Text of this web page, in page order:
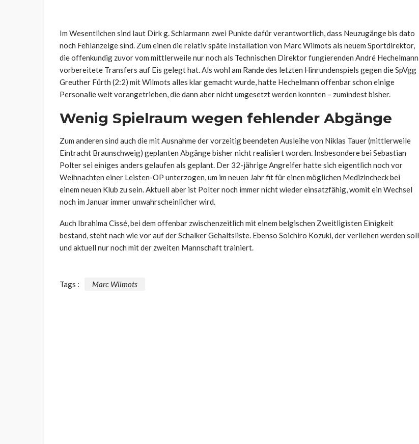
Im Wesentlichen sind laut Dirk g. Schlarmann zwei Punkte dafür verantwortlich, dass Neuzugänge bis dato
noch Fehlanzeige sind. Zum einen die relativ späte Installation von Marc Wilmots als neuem Sportdirektor,
die offenkundig zuvor vom mittlerweile nur noch als Technischen Direktor fungierenden André Hechelmann
vorbereitete Transfers auf Eis gelegt hat. Als wohl am Rande des letzten Hinrundenspiels gegen die SpVgg
Greuther Fürth (2:2) mit Wilmots alles klar gemacht wurde, hatte Hechelmann offenbar schon einige
Personalie weit vorangetrieben, die dann aber nicht umgesetzt werden konnten – zumindest bisher.
Wenig Spielraum wegen fehlender Abgänge
Zum anderen sind auch die mit Ausnahme der vorzeitig beendeten Ausleihe von Niklas Tauer (mittlerweile
Eintracht Braunschweig) geplanten Abgänge bisher nicht realisiert worden. Insbesondere bei Sebastian
Polter sei einiges anders gelaufen als geplant. Der 32-jährige Angreifer hatte sich eigentlich noch vor
Weihnachten einer Leisten-OP unterzogen, um im neuen Jahr fit für einen möglichen Medizincheck bei
einem neuen Klub zu sein. Aktuell aber ist Polter noch immer nicht wieder einsatzfähig, womit ein Wechsel
noch im Januar immer unwahrscheinlicher wird.
Auch Ibrahima Cissé, bei dem offenbar zwischenzeitlich mit einem belgischen Zweitligisten Einigkeit
bestand, steht nach wie vor auf der Schalker Gehaltsliste. Ebenso Soichiro Kozuki, der verliehen werden soll
und aktuell nur noch mit der zweiten Mannschaft trainiert.
Tags : Marc Wilmots